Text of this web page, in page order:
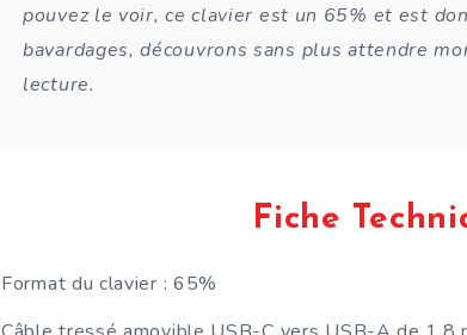
pouvez le voir, ce clavier est un 65% et est
bavardages, découvrons sans plus attendre
lecture.
Fiche
Format du clavier : 65%